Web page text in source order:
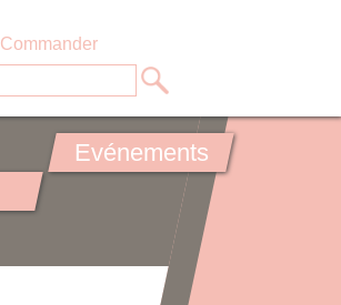
Commander
Evénements